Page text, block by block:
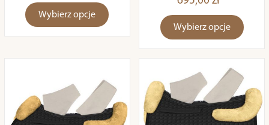
Wybierz opcje
Wybierz opcje